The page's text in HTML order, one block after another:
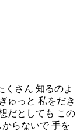
くさん 知るのよ
ゅっと 私をだき
だとしても この
らないで 手を